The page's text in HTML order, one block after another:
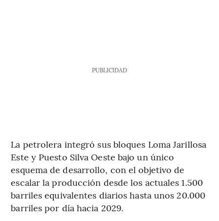
PUBLICIDAD
La petrolera integró sus bloques Loma Jarillosa
Este y Puesto Silva Oeste bajo un único
esquema de desarrollo, con el objetivo de
escalar la producción desde los actuales 1.500
barriles equivalentes diarios hasta unos 20.000
barriles por día hacia 2029.